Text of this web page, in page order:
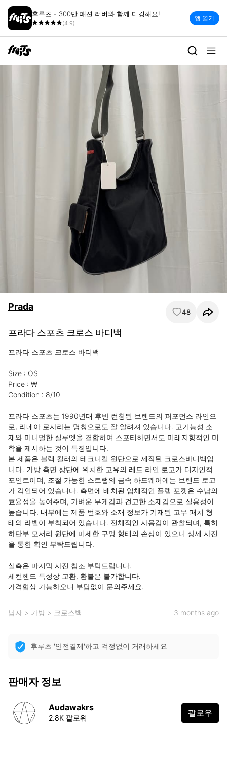
후루츠 - 300만 패션 러버와 함께 디깅해요!
(4.9)
앱 열기
Prada 48
프라다 스포츠 크로스 바디백
프라다 스포츠 크로스 바디백
Size : OS
Price : ₩
Condition : 8/10
프라다 스포츠는 1990년대 후반 런칭된 브랜드의 퍼포먼스 라인으
로, 리네아 로사라는 명칭으로도 잘 알려져 있습니다. 고기능성 소
재와 미니멀한 실루엣을 결합하여 스포티하면서도 미래지향적인 미
학을 제시하는 것이 특징입니다.
본 제품은 블랙 컬러의 테크니컬 원단으로 제작된 크로스바디백입
니다. 가방 측면 상단에 위치한 고유의 레드 라인 로고가 디자인적
포인트이며, 조절 가능한 스트랩의 금속 하드웨어에는 브랜드 로고
가 각인되어 있습니다. 측면에 배치된 입체적인 플랩 포켓은 수납의
효율성을 높여주며, 가벼운 무게감과 견고한 소재감으로 실용성이
높습니다. 내부에는 제품 번호와 소재 정보가 기재된 고무 패치 형
태의 라벨이 부착되어 있습니다. 전체적인 사용감이 관찰되며, 특히
하단부 모서리 원단에 미세한 구멍 형태의 손상이 있으니 상세 사진
을 통한 확인 부탁드립니다.
실측은 마지막 사진 참조 부탁드립니다.
세컨핸드 특성상 교환, 환불은 불가합니다.
가격협상 가능하오니 부담없이 문의주세요.
남자 > 가방 > 크로스백 3 months ago
후루츠 '안전결제'하고 걱정없이 거래하세요
판매자 정보
Audawakrs
2.8K 팔로워 팔로우